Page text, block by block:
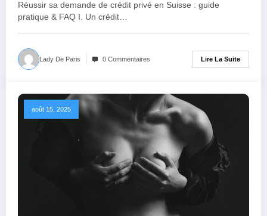
Réussir sa demande de crédit privé en Suisse : guide
pratique & FAQ I. Un crédit…
Lady De Paris 0 Commentaires Lire La Suite
août 15, 2025